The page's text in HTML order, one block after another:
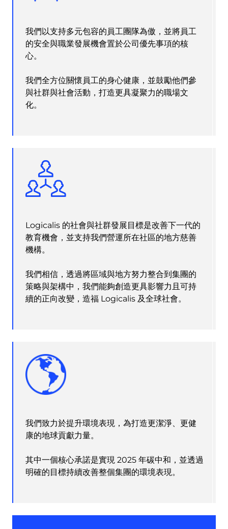
我們以支持多元包容的員工團隊為傲，並將員工
的安全與職業發展機會置於公司優先事項的核
心。
我們全方位關懷員工的身心健康，並鼓勵他們參
與社群與社會活動，打造更具凝聚力的職場文
化。
Logicalis 的社會與社群發展目標是改善下一代的
教育機會，並支持我們營運所在社區的地方慈善
機構。
我們相信，透過將區域與地方努力整合到集團的
策略與架構中，我們能夠創造更具影響力且可持
續的正向改變，造福 Logicalis 及全球社會。
我們致力於提升環境表現，為打造更潔淨、更健
康的地球貢獻力量。
其中一個核心承諾是實現 2025 年碳中和，並透過
明確的目標持續改善整個集團的環境表現。